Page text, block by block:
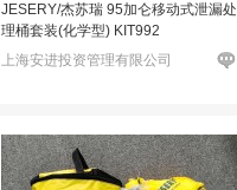
JESERY/杰苏瑞 95加仑移动式泄漏处
理桶套装(化学型) KIT992
上海安进投资管理有限公司